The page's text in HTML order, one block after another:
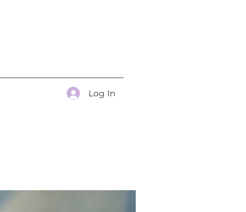
Log In